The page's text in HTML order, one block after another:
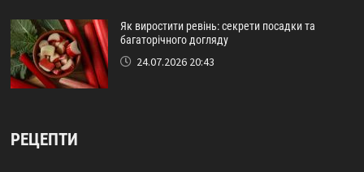
Як виростити ревінь: секрети посадки та
багаторічного догляду
24.07.2026 20:43
РЕЦЕПТИ